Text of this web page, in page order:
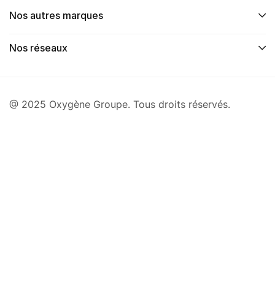
Nos autres marques
Nos réseaux
@ 2025 Oxygène Groupe. Tous droits réservés.